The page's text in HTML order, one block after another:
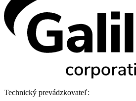
Technický prevádzkovateľ: